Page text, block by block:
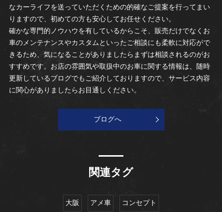
なカーライフを送っていただくための的確なご提案を行ってまい
りますので、初めての方も安心してお任せください。
確かな専門的ノウハウを有しているからこそ、販売だけでなくお
車のメンテナンスやカスタムといったご相談にも柔軟に対応がで
きるため、気になることがありましたらまずは相談されるのがお
すすめです。お店の雰囲気や取扱中のお車に関する情報は、随時
更新しているブログでもご紹介しておりますので、サービス内容
に関心がありましたらお目通しください。
ブログへ
関連タグ
大阪 アメ車 コンセプト